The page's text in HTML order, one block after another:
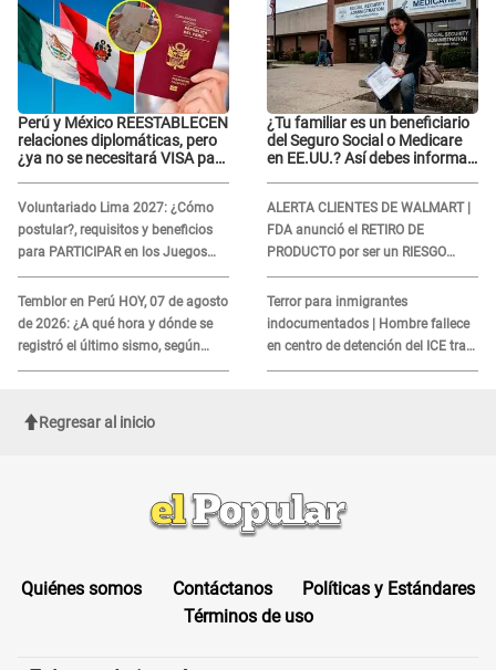
Perú y México REESTABLECEN
relaciones diplomáticas, pero
¿ya no se necesitará VISA para
Voluntariado Lima 2027: ¿Cómo
postular?, requisitos y beneficios
para PARTICIPAR en los Juegos
Panamericanos
Temblor en Perú HOY, 07 de agosto
de 2026: ¿A qué hora y dónde se
registró el último sismo, según
IGP?
¿Tu familiar es un beneficiario
del Seguro Social o Medicare
en EE.UU.? Así debes informar
ALERTA CLIENTES DE WALMART |
FDA anunció el RETIRO DE
PRODUCTO por ser un RIESGO
MORTAL para consumidores: ¿Cuál
es?
Terror para inmigrantes
indocumentados | Hombre fallece
en centro de detención del ICE tras
sufrir una "emergencia médica"
Regresar al inicio
Quiénes somos Contáctanos
Políticas y Estándares
Términos de uso